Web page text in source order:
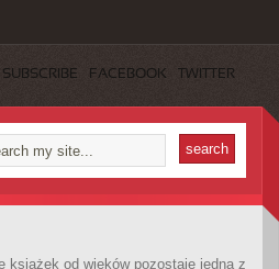
SUBSCRIBE FACEBOOK TWITTER
książek od wieków pozostaje jedną z